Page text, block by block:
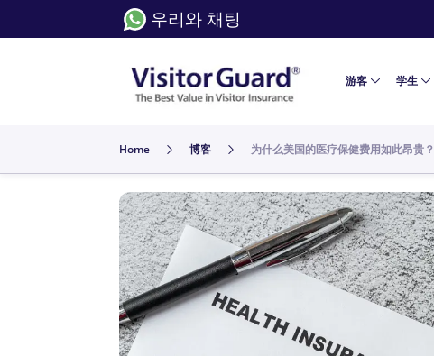
우리와 채팅
游客 学生
Home 博客 为什么美国的医疗保健费用如此昂贵？